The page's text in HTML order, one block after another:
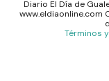
Diario El Día de
www.eldiaonline.com
Términos